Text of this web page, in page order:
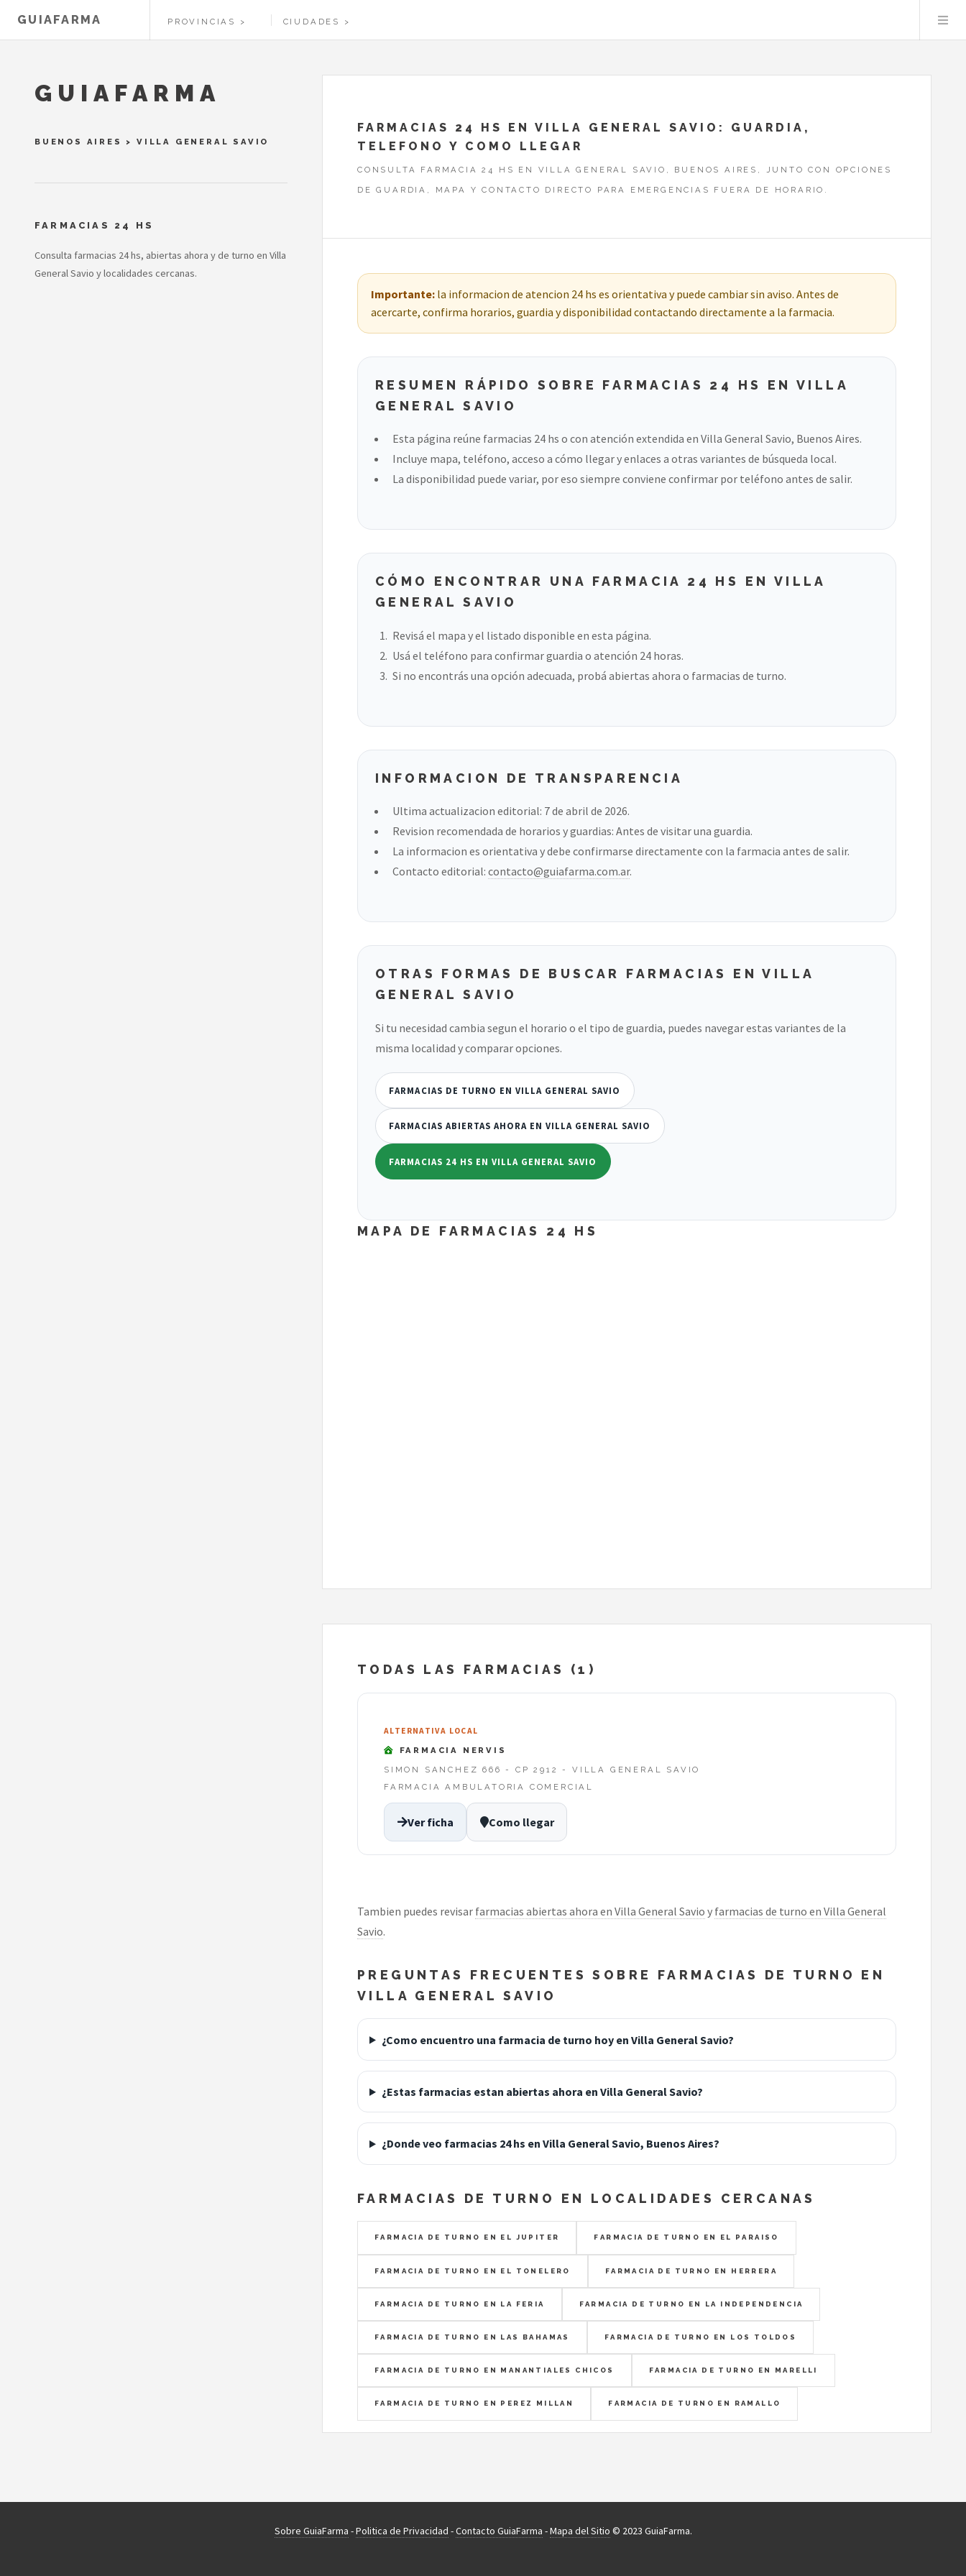
GUIAFARMA PROVINCIAS CIUDADES
FARMACIAS 24 HS EN VILLA GENERAL SAVIO: GUARDIA,
TELEFONO Y COMO LLEGAR
CONSULTA FARMACIA 24 HS EN VILLA GENERAL SAVIO, BUENOS AIRES, JUNTO CON OPCIONES
DE GUARDIA, MAPA Y CONTACTO DIRECTO PARA EMERGENCIAS FUERA DE HORARIO.
Importante:la informacion de atencion 24 hs es orientativa y puede cambiar sin aviso. Antes de
acercarte, confirma horarios, guardia y disponibilidad contactando directamente a la farmacia.
RESUMEN RÁPIDO SOBRE FARMACIAS 24 HS EN VILLA
GENERAL SAVIO
Esta página reúne farmacias 24 hs o con atención extendida en Villa General Savio, Buenos Aires.
Incluye mapa, teléfono, acceso a cómo llegar y enlaces a otras variantes de búsqueda local.
La disponibilidad puede variar, por eso siempre conviene confirmar por teléfono antes de salir.
CÓMO ENCONTRAR UNA FARMACIA 24 HS EN VILLA
GENERAL SAVIO
Revisá el mapa y el listado disponible en esta página.
Usá el teléfono para confirmar guardia o atención 24 horas.
Si no encontrás una opción adecuada, probá abiertas ahora o farmacias de turno.
INFORMACION DE TRANSPARENCIA
Ultima actualizacion editorial: 7 de abril de 2026.
Revision recomendada de horarios y guardias: Antes de visitar una guardia.
La informacion es orientativa y debe confirmarse directamente con la farmacia antes de salir.
Contacto editorial: contacto@guiafarma.com.ar.
OTRAS FORMAS DE BUSCAR FARMACIAS EN VILLA
GENERAL SAVIO
Si tu necesidad cambia segun el horario o el tipo de guardia, puedes navegar estas variantes de la
misma localidad y comparar opciones.
FARMACIAS DE TURNO EN VILLA GENERAL SAVIO
FARMACIAS ABIERTAS AHORA EN VILLA GENERAL SAVIO
FARMACIAS 24 HS EN VILLA GENERAL SAVIO
MAPA DE FARMACIAS 24 HS
TODAS LAS FARMACIAS (1)
ALTERNATIVA LOCAL
FARMACIA NERVIS
SIMON SANCHEZ 666 - CP 2912 - VILLA GENERAL SAVIO
FARMACIA AMBULATORIA COMERCIAL
Ver ficha Como llegar
Tambien puedes revisar farmacias abiertas ahora en Villa General Savio y farmacias de turno en Villa General
Savio.
PREGUNTAS FRECUENTES SOBRE FARMACIAS DE TURNO EN
VILLA GENERAL SAVIO
¿Como encuentro una farmacia de turno hoy en Villa General Savio?
¿Estas farmacias estan abiertas ahora en Villa General Savio?
¿Donde veo farmacias 24 hs en Villa General Savio, Buenos Aires?
FARMACIAS DE TURNO EN LOCALIDADES CERCANAS
FARMACIA DE TURNO EN EL JUPITER FARMACIA DE TURNO EN EL PARAISO
FARMACIA DE TURNO EN EL TONELERO FARMACIA DE TURNO EN HERRERA
FARMACIA DE TURNO EN LA FERIA FARMACIA DE TURNO EN LA INDEPENDENCIA
FARMACIA DE TURNO EN LAS BAHAMAS FARMACIA DE TURNO EN LOS TOLDOS
FARMACIA DE TURNO EN MANANTIALES CHICOS FARMACIA DE TURNO EN MARELLI
FARMACIA DE TURNO EN PEREZ MILLAN FARMACIA DE TURNO EN RAMALLO
GUIAFARMA
BUENOS AIRES >VILLA GENERAL SAVIO
FARMACIAS 24 HS
Consulta farmacias 24 hs, abiertas ahora y de turno en Villa
General Savio y localidades cercanas.
Sobre GuiaFarma -Politica de Privacidad -Contacto GuiaFarma -Mapa del Sitio © 2023 GuiaFarma.